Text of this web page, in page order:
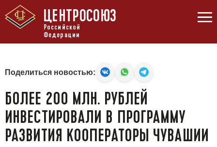
ЦЕНТРОСОЮЗ
Российской
Федерации
Поделиться новостью:
БОЛЕЕ 200 МЛН. РУБЛЕЙ
ИНВЕСТИРОВАЛИ В ПРОГРАММУ
РАЗВИТИЯ КООПЕРАТОРЫ ЧУВАШИИ